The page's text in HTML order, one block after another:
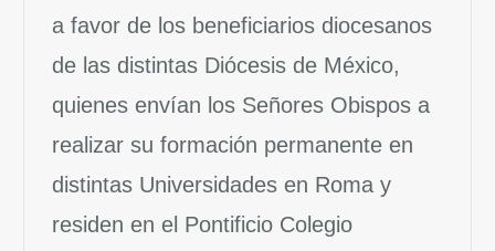
a favor de los beneficiarios diocesanos
de las distintas Diócesis de México,
quienes envían los Señores Obispos a
realizar su formación permanente en
distintas Universidades en Roma y
residen en el Pontificio Colegio